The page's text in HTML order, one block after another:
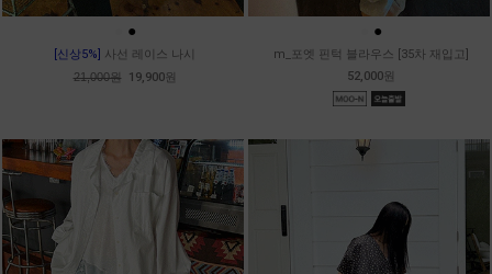
●
[신상5%] 사선 레이스 나시
21,000원 19,900원
●
m_포엣 핀턱 블라우스 [35차 재입고]
52,000원